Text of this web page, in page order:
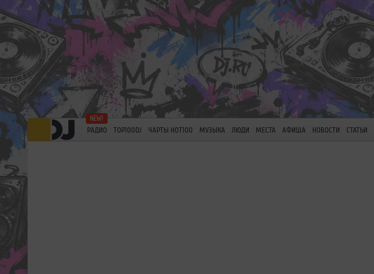
РАДИО TOP100DJ ЧАРТЫ HOT100 МУЗЫКА ЛЮДИ МЕСТА АФИША НОВОСТИ СТАТЬИ